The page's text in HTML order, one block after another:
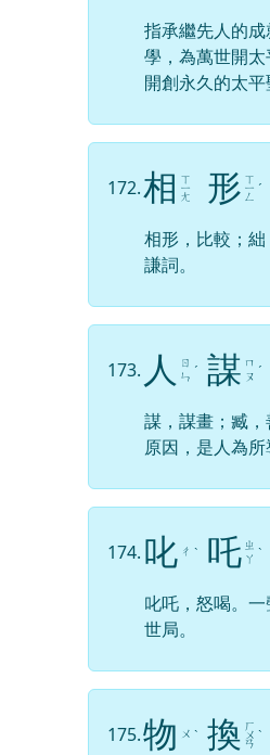
指承繼先人的
學，為萬世開
開創永久的太平
172.相 ㄒ
ㄧ
ㄤ 形 ㄒ
ㄧ
ㄥ
ˊ
相形，比較；
謙詞。
173. 人
ㄖ
ㄣ ˊ 謀 ㄇ
ㄡ ˊ
謀，謀畫；臧
原因，是人為所
174. 叱 ㄔ ˋ 吒 ㄓ
ㄚ ˋ
叱吒，怒喝。
世局。
175.物 ㄨ ˋ 換 ㄏ
ㄨ
ㄢ
ˋ